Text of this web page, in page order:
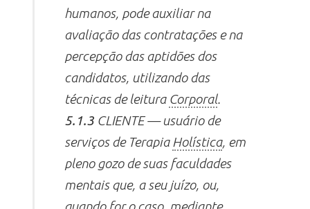
humanos, pode auxiliar na
avaliação das contratações e na
percepção das aptidões dos
candidatos, utilizando das
técnicas de leitura Corporal.
5.1.3 CLIENTE — usuário de
serviços de Terapia Holística, em
pleno gozo de suas faculdades
mentais que, a seu juízo, ou,